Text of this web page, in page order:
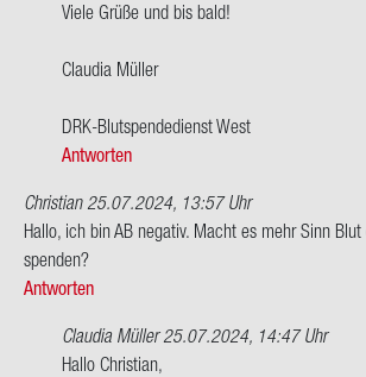
Viele Grüße und bis bald!
Clau­dia Mül­ler
DRK-​Blutspendedienst West
Antworten
Christian25.07.2024, 13:57 Uhr
Hallo, ich bin AB ne­ga­tiv. Macht es mehr Sinn
spen­den?
Antworten
Claudia Müller25.07.2024, 14:47 Uhr
Ant­
Hallo Chris­ti­an,